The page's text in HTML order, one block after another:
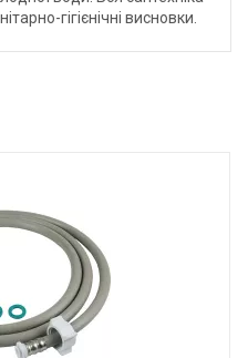
гігієнічні висновки.